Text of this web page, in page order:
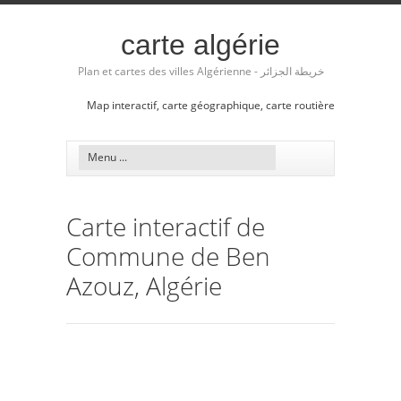
carte algérie
Plan et cartes des villes Algérienne - خريطة الجزائر
Map interactif, carte géographique, carte routière
Carte interactif de
Commune de Ben
Azouz, Algérie